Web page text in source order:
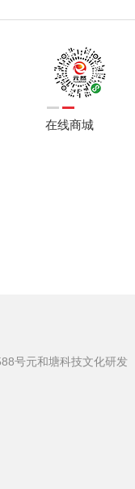
在线商城
号元和塘科技文化研发